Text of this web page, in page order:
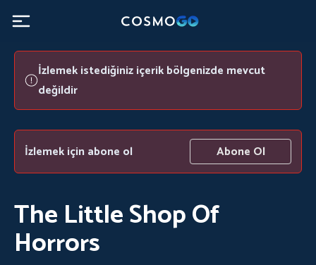
İzlemek istediğiniz içerik bölgenizde mevcut
değildir
İzlemek için abone ol Abone Ol
The Little Shop Of
Horrors